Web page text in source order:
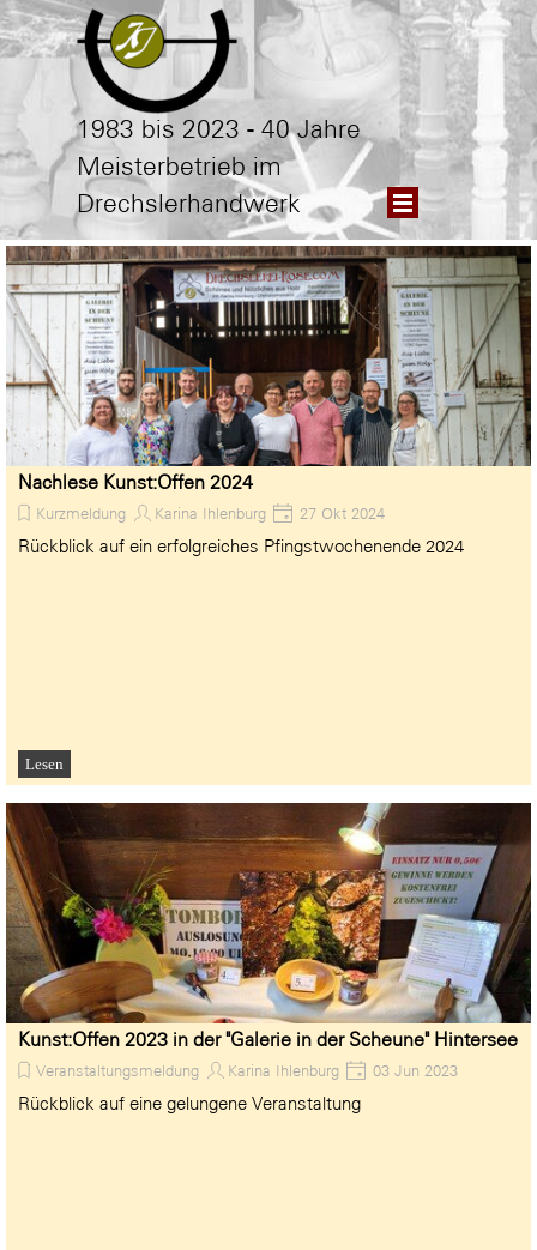
Direkt zum Seiteninhalt
Menü überspringen
1983 bis 2023 - 40 Jahre
Meisterbetrieb im
Drechslerhandwerk
Nachlese Kunst:Offen 2024
Kurzmeldung Karina Ihlenburg 27 Okt 2024
Rückblick auf ein erfolgreiches Pfingstwochenende 2024
Lesen
Kunst:Offen 2023 in der "Galerie in der Scheune" Hintersee
Veranstaltungsmeldung Karina Ihlenburg 03 Jun 2023
Rückblick auf eine gelungene Veranstaltung